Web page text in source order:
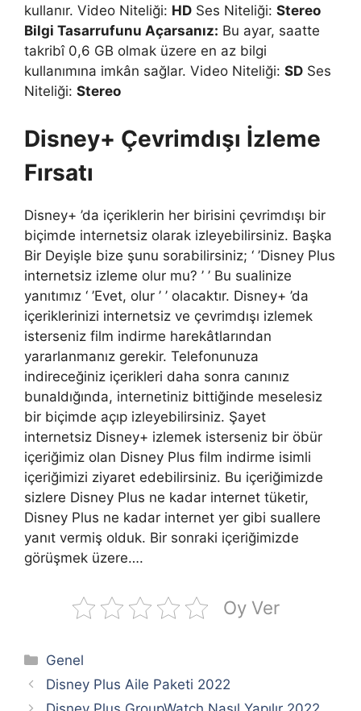
kullanır. Video Niteliği: HD Ses Niteliği: Stereo
Bilgi Tasarrufunu Açarsanız: Bu ayar, saatte
takribî 0,6 GB olmak üzere en az bilgi
kullanımına imkân sağlar. Video Niteliği: SD Ses
Niteliği: Stereo
Disney+ Çevrimdışı İzleme
Fırsatı
Disney+ ’da içeriklerin her birisini çevrimdışı bir
biçimde internetsiz olarak izleyebilirsiniz. Başka
Bir Deyişle bize şunu sorabilirsiniz; ‘ ’Disney Plus
internetsiz izleme olur mu? ’ ’ Bu sualinize
yanıtımız ‘ ’Evet, olur ’ ’ olacaktır. Disney+ ’da
içeriklerinizi internetsiz ve çevrimdışı izlemek
isterseniz film indirme harekâtlarından
yararlanmanız gerekir. Telefonunuza
indireceğiniz içerikleri daha sonra canınız
bunaldığında, internetiniz bittiğinde meselesiz
bir biçimde açıp izleyebilirsiniz. Şayet
internetsiz Disney+ izlemek isterseniz bir öbür
içeriğimiz olan Disney Plus film indirme isimli
içeriğimizi ziyaret edebilirsiniz. Bu içeriğimizde
sizlere Disney Plus ne kadar internet tüketir,
Disney Plus ne kadar internet yer gibi suallere
yanıt vermiş olduk. Bir sonraki içeriğimizde
görüşmek üzere….
Oy Ver
Kategoriler
Genel
Disney Plus Aile Paketi 2022